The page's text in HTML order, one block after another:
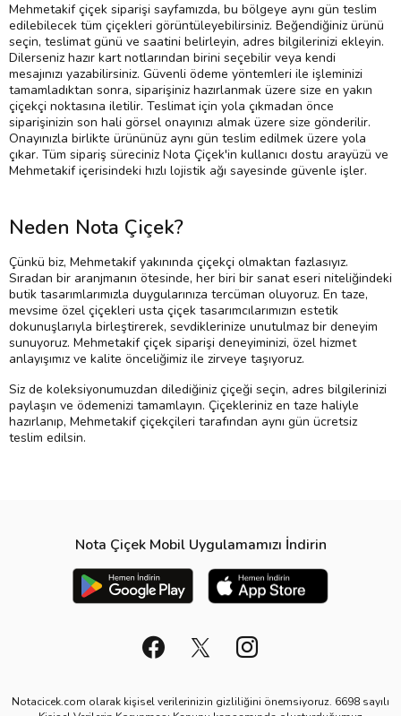
Mehmetakif çiçek siparişi sayfamızda, bu bölgeye aynı gün teslim
edilebilecek tüm çiçekleri görüntüleyebilirsiniz. Beğendiğiniz ürünü
seçin, teslimat günü ve saatini belirleyin, adres bilgilerinizi ekleyin.
Dilerseniz hazır kart notlarından birini seçebilir veya kendi
mesajınızı yazabilirsiniz. Güvenli ödeme yöntemleri ile işleminizi
tamamladıktan sonra, siparişiniz hazırlanmak üzere size en yakın
çiçekçi noktasına iletilir. Teslimat için yola çıkmadan önce
siparişinizin son hali görsel onayınızı almak üzere size gönderilir.
Onayınızla birlikte ürününüz aynı gün teslim edilmek üzere yola
çıkar. Tüm sipariş süreciniz Nota Çiçek'in kullanıcı dostu arayüzü ve
Mehmetakif içerisindeki hızlı lojistik ağı sayesinde güvenle işler.
Neden Nota Çiçek?
Çünkü biz, Mehmetakif yakınında çiçekçi olmaktan fazlasıyız.
Sıradan bir aranjmanın ötesinde, her biri bir sanat eseri niteliğindeki
butik tasarımlarımızla duygularınıza tercüman oluyoruz. En taze,
mevsime özel çiçekleri usta çiçek tasarımcılarımızın estetik
dokunuşlarıyla birleştirerek, sevdiklerinize unutulmaz bir deneyim
sunuyoruz. Mehmetakif çiçek siparişi deneyiminizi, özel hizmet
anlayışımız ve kalite önceliğimiz ile zirveye taşıyoruz.
Siz de koleksiyonumuzdan dilediğiniz çiçeği seçin, adres bilgilerinizi
paylaşın ve ödemenizi tamamlayın. Çiçekleriniz en taze haliyle
hazırlanıp, Mehmetakif çiçekçileri tarafından aynı gün ücretsiz
teslim edilsin.
Nota Çiçek Mobil Uygulamamızı İndirin
Notacicek.com olarak kişisel verilerinizin gizliliğini önemsiyoruz. 6698 sayılı